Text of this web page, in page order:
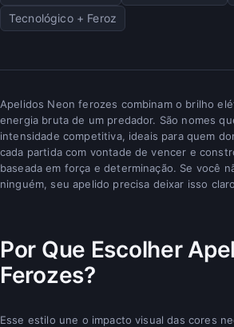
Tecnológico + Feroz
Apelidos Neon ferozes combinam o brilho
energia bruta de um predador. São nomes
intensidade competitiva, ideais para quem
cada partida com vontade de vencer e
baseada em força e determinação. Se você
ninguém, seu apelido precisa deixar isso
Por Que Escolher
Ferozes?
Esse estilo une o impacto visual das cores